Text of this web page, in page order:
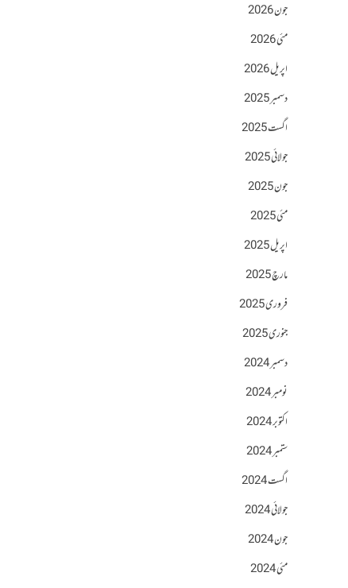
جون 2026
مئی 2026
اپریل 2026
دسمبر 2025
اگست 2025
جولائی 2025
جون 2025
مئی 2025
اپریل 2025
مارچ 2025
فروری 2025
جنوری 2025
دسمبر 2024
نومبر 2024
اکتوبر 2024
ستمبر 2024
اگست 2024
جولائی 2024
جون 2024
مئی 2024